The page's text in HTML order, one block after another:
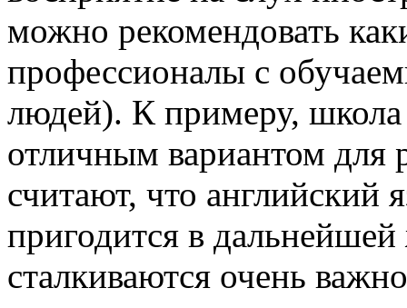
можно рекомендовать
профессионалы с
людей). К примеру, школа
отличным вариантом для
считают, что английский
пригодится в
сталкиваются очень